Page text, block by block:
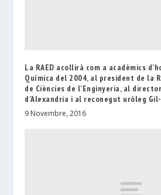
La RAED acollirà com a acadèmics
Química del 2004, al president de la
de Ciències de l’Enginyeria, al
d’Alexandria i al reconegut uròleg
9 Novembre, 2016